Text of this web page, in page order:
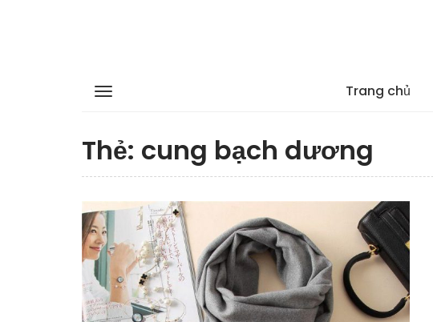
Trang chủ
Thẻ: cung bạch dương